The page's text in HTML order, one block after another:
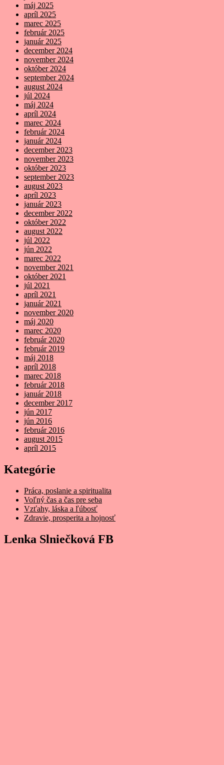
máj 2025
apríl 2025
marec 2025
február 2025
január 2025
december 2024
november 2024
október 2024
september 2024
august 2024
júl 2024
máj 2024
apríl 2024
marec 2024
február 2024
január 2024
december 2023
november 2023
október 2023
september 2023
august 2023
apríl 2023
január 2023
december 2022
október 2022
august 2022
júl 2022
jún 2022
marec 2022
november 2021
október 2021
júl 2021
apríl 2021
január 2021
november 2020
máj 2020
marec 2020
február 2020
február 2019
máj 2018
apríl 2018
marec 2018
február 2018
január 2018
december 2017
jún 2017
jún 2016
február 2016
august 2015
apríl 2015
Kategórie
Práca, poslanie a spiritualita
Voľný čas a čas pre seba
Vzťahy, láska a ľúbosť
Zdravie, prosperita a hojnosť
Lenka Slniečková FB